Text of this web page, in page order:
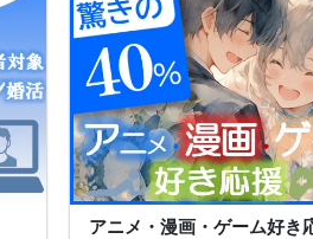
アニメ・漫画・ゲーム好き